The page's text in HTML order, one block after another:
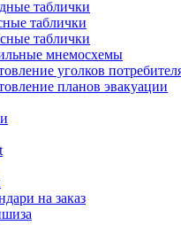
таблички
таблички
таблички
мнемосхемы
уголков
планов эвакуации
на заказ